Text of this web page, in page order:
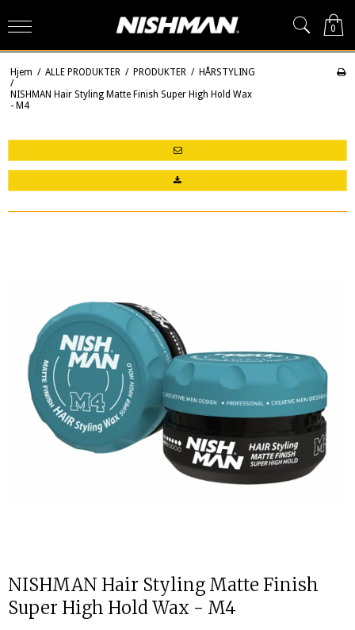
0
Hjem / ALLE PRODUKTER / PRODUKTER / HÅRSTYLING
/
NISHMAN Hair Styling Matte Finish Super High Hold Wax
- M4
NISHMAN Hair Styling Matte Finish
Super High Hold Wax - M4